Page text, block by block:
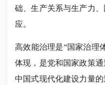
础、生产关系与生产力
应。
高效能治理是“国家治理
体现，是党和国家政策
中国式现代化建设力量